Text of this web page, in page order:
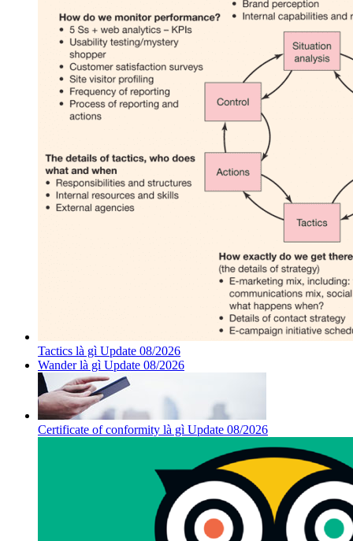
Tactics là gì Update 08/2026
Wander là gì Update 08/2026
Certificate of conformity là gì Update 08/2026